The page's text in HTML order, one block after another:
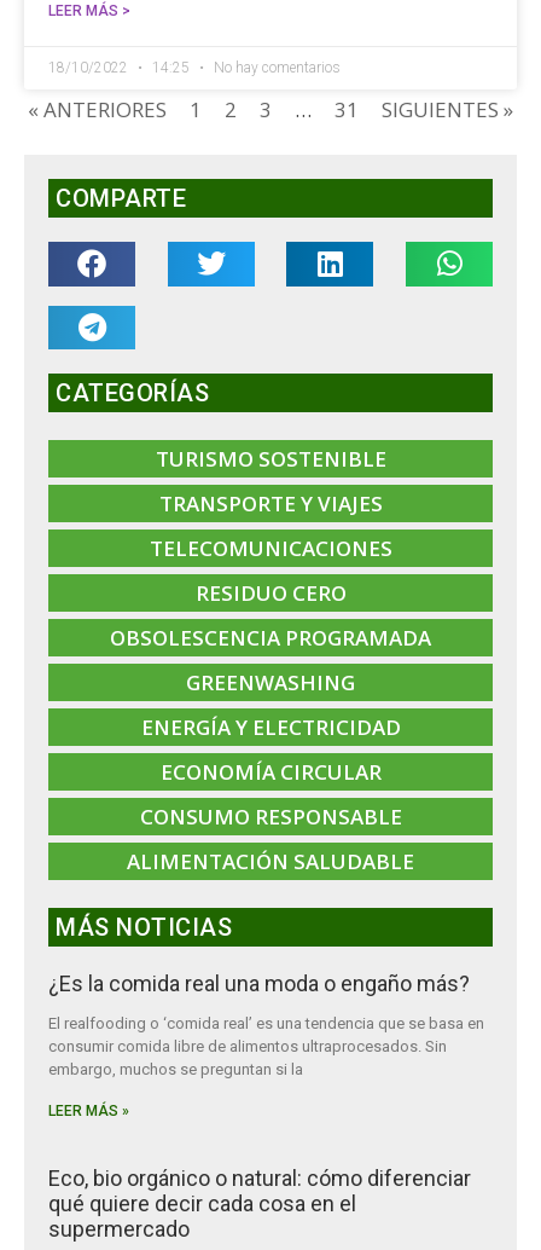
LEER MÁS >
18/10/2022 14:25 No hay comentarios
« ANTERIORES 1 2 3 … 31 SIGUIENTES »
COMPARTE
CATEGORÍAS
TURISMO SOSTENIBLE
TRANSPORTE Y VIAJES
TELECOMUNICACIONES
RESIDUO CERO
OBSOLESCENCIA PROGRAMADA
GREENWASHING
ENERGÍA Y ELECTRICIDAD
ECONOMÍA CIRCULAR
CONSUMO RESPONSABLE
ALIMENTACIÓN SALUDABLE
MÁS NOTICIAS
¿Es la comida real una moda o engaño más?
El realfooding o ‘comida real’ es una tendencia que se basa en
consumir comida libre de alimentos ultraprocesados. Sin
embargo, muchos se preguntan si la
LEER MÁS »
Eco, bio orgánico o natural: cómo diferenciar
qué quiere decir cada cosa en el
supermercado